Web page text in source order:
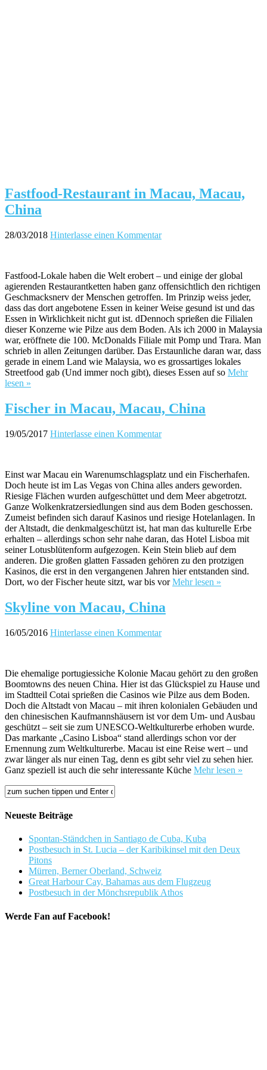
Fastfood-Restaurant in Macau, Macau,
China
28/03/2018 Hinterlasse einen Kommentar
Fastfood-Lokale haben die Welt erobert – und einige der global
agierenden Restaurantketten haben ganz offensichtlich den richtigen
Geschmacksnerv der Menschen getroffen. Im Prinzip weiss jeder,
dass das dort angebotene Essen in keiner Weise gesund ist und das
Essen in Wirklichkeit nicht gut ist. dDennoch sprießen die Filialen
dieser Konzerne wie Pilze aus dem Boden. Als ich 2000 in Malaysia
war, eröffnete die 100. McDonalds Filiale mit Pomp und Trara. Man
schrieb in allen Zeitungen darüber. Das Erstaunliche daran war, dass
gerade in einem Land wie Malaysia, wo es grossartiges lokales
Streetfood gab (Und immer noch gibt), dieses Essen auf so Mehr
lesen »
Fischer in Macau, Macau, China
19/05/2017 Hinterlasse einen Kommentar
Einst war Macau ein Warenumschlagsplatz und ein Fischerhafen.
Doch heute ist im Las Vegas von China alles anders geworden.
Riesige Flächen wurden aufgeschüttet und dem Meer abgetrotzt.
Ganze Wolkenkratzersiedlungen sind aus dem Boden geschossen.
Zumeist befinden sich darauf Kasinos und riesige Hotelanlagen. In
der Altstadt, die denkmalgeschützt ist, hat man das kulturelle Erbe
erhalten – allerdings schon sehr nahe daran, das Hotel Lisboa mit
seiner Lotusblütenform aufgezogen. Kein Stein blieb auf dem
anderen. Die großen glatten Fassaden gehören zu den protzigen
Kasinos, die erst in den vergangenen Jahren hier entstanden sind.
Dort, wo der Fischer heute sitzt, war bis vorMehr lesen »
Skyline von Macau, China
16/05/2016 Hinterlasse einen Kommentar
Die ehemalige portugiessiche Kolonie Macau gehört zu den großen
Boomtowns des neuen China. Hier ist das Glückspiel zu Hause und
im Stadtteil Cotai sprießen die Casinos wie Pilze aus dem Boden.
Doch die Altstadt von Macau – mit ihren kolonialen Gebäuden und
den chinesischen Kaufmannshäusern ist vor dem Um- und Ausbau
geschützt – seit sie zum UNESCO-Weltkulturerbe erhoben wurde.
Das markante „Casino Lisboa“ stand allerdings schon vor der
Ernennung zum Weltkulturerbe. Macau ist eine Reise wert – und
zwar länger als nur einen Tag, denn es gibt sehr viel zu sehen hier.
Ganz speziell ist auch die sehr interessante Küche Mehr lesen »
Neueste Beiträge
Spontan-Ständchen in Santiago de Cuba, Kuba
Postbesuch in St. Lucia – der Karibikinsel mit den Deux
Pitons
Mürren, Berner Oberland, Schweiz
Great Harbour Cay, Bahamas aus dem Flugzeug
Postbesuch in der Mönchsrepublik Athos
Werde Fan auf Facebook!